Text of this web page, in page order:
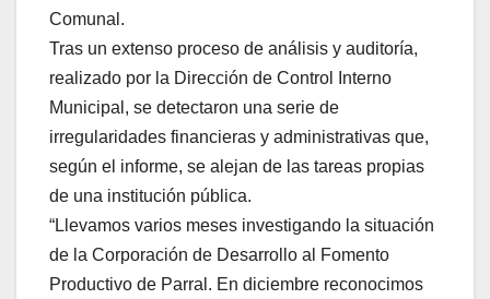
Comunal.
Tras un extenso proceso de análisis y auditoría,
realizado por la Dirección de Control Interno
Municipal, se detectaron una serie de
irregularidades financieras y administrativas que,
según el informe, se alejan de las tareas propias
de una institución pública.
“Llevamos varios meses investigando la situación
de la Corporación de Desarrollo al Fomento
Productivo de Parral. En diciembre reconocimos